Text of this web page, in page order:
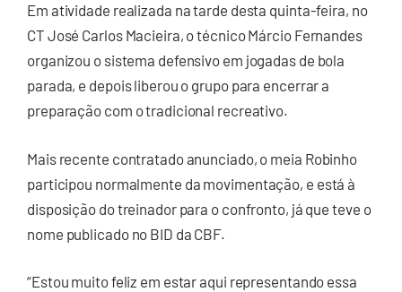
Em atividade realizada na tarde desta quinta-feira, no
CT José Carlos Macieira, o técnico Márcio Fernandes
organizou o sistema defensivo em jogadas de bola
parada, e depois liberou o grupo para encerrar a
preparação com o tradicional recreativo.
Mais recente contratado anunciado, o meia Robinho
participou normalmente da movimentação, e está à
disposição do treinador para o confronto, já que teve o
nome publicado no BID da CBF.
“Estou muito feliz em estar aqui representando essa